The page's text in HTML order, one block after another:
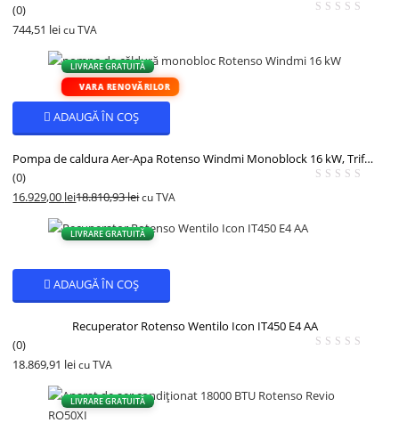
(0)
744,51 lei cu TVA
VARA RENOVĂRILOR
LIVRARE GRATUITĂ
ADAUGĂ ÎN COȘ
Pompa de caldura Aer-Apa Rotenso Windmi Monoblock 16 kW, Trifazata, A+++
(0)
16.929,00 lei18.810,93leicu TVA
LIVRARE GRATUITĂ
ADAUGĂ ÎN COȘ
Recuperator Rotenso Wentilo Icon IT450 E4 AA
(0)
18.869,91 lei cu TVA
LIVRARE GRATUITĂ